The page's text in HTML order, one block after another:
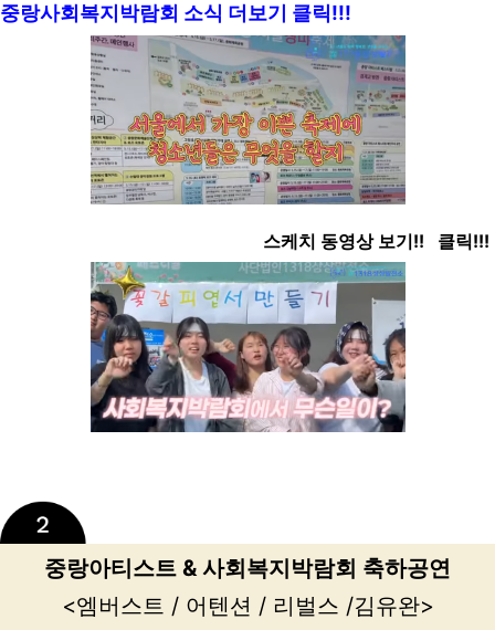
중랑사회복지박람회 소식 더보기 클릭!!!
스케치 동영상 보기!! 클릭!!!
중랑아티스트 & 사회복지박람회 축하공연
<엠버스트 / 어텐션 / 리벌스 /김유완>